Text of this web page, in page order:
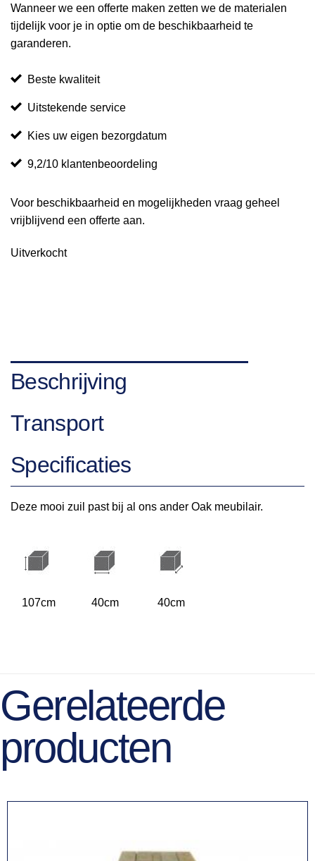
Wanneer we een offerte maken zetten we de materialen
tijdelijk voor je in optie om de beschikbaarheid te
garanderen.
Beste kwaliteit
Uitstekende service
Kies uw eigen bezorgdatum
9,2/10 klantenbeoordeling
Voor beschikbaarheid en mogelijkheden vraag geheel
vrijblijvend een offerte aan.
Uitverkocht
Beschrijving
Transport
Specificaties
Deze mooi zuil past bij al ons ander Oak meubilair.
107cm 40cm 40cm
Gerelateerde
producten